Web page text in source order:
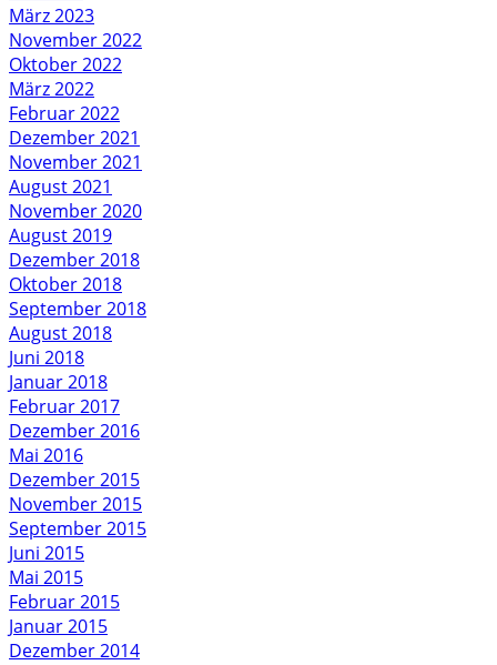
März 2023
November 2022
Oktober 2022
März 2022
Februar 2022
Dezember 2021
November 2021
August 2021
November 2020
August 2019
Dezember 2018
Oktober 2018
September 2018
August 2018
Juni 2018
Januar 2018
Februar 2017
Dezember 2016
Mai 2016
Dezember 2015
November 2015
September 2015
Juni 2015
Mai 2015
Februar 2015
Januar 2015
Dezember 2014